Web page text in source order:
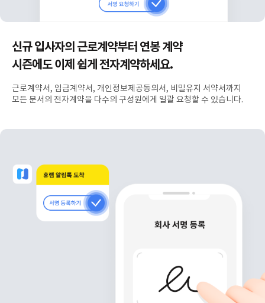
신규 입사자의 근로계약부터 연봉 계약
시즌에도 이제 쉽게 전자계약하세요.
근로계약서, 임금계약서, 개인정보제공동의서, 비밀유지 서약서까지
모든 문서의 전자계약을 다수의 구성원에게 일괄 요청할 수 있습니다.